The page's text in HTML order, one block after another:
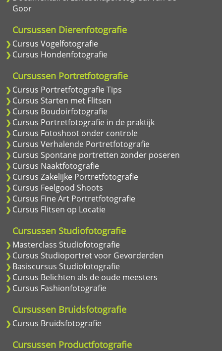
Goor
Cursussen Dierenfotografie
Cursus Vogelfotografie
Cursus Hondenfotografie
Cursussen Portretfotografie
Cursus Portretfotografie Tips
Cursus Starten met Flitsen
Cursus Boudoirfotografie
Cursus Portretfotografie in de praktijk
Cursus Fotoshoot onder controle
Cursus Verhalende Portretfotografie
Cursus Spontane portretten zonder poseren
Cursus Naaktfotografie
Cursus Zakelijke Portretfotografie
Cursus Feelgood Shoots
Cursus Fine Art Portretfotografie
Cursus Flitsen op Locatie
Cursussen Studiofotografie
Masterclass Studiofotografie
Cursus Studioportret voor Gevorderden
Basiscursus Studiofotografie
Cursus Belichten als de oude meesters
Cursus Fashionfotografie
Cursussen Bruidsfotografie
Cursus Bruidsfotografie
Cursussen Productfotografie